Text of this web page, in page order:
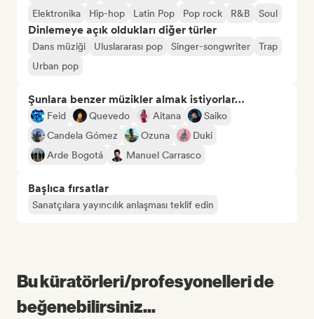
Elektronika
Hip-hop Latin Pop Pop rock R&B Soul
Dinlemeye açık oldukları diğer türler
Dans müziği Uluslararası pop Singer-songwriter
Trap
Urban pop
Şunlara benzer müzikler almak istiyorlar…
Feid Quevedo Aitana
Saiko
Candela Gómez
Ozuna
Duki
Arde Bogotá
Manuel Carrasco
Başlıca fırsatlar
Sanatçılara yayıncılık anlaşması teklif edin
Bu küratörleri/profesyonelleri de
beğenebilirsiniz...